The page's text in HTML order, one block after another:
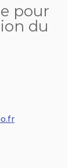
pour
du